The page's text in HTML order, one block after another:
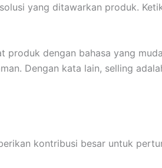
yang ditawarkan produk.
produk dengan bahasa yang
Dengan kata lain, selling
kontribusi besar untuk